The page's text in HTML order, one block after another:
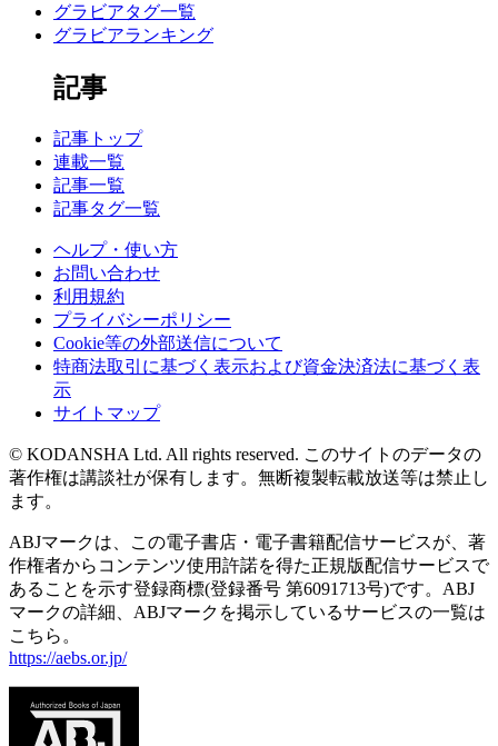
グラビアタグ一覧
グラビアランキング
記事
記事トップ
連載一覧
記事一覧
記事タグ一覧
ヘルプ・使い方
お問い合わせ
利用規約
プライバシーポリシー
Cookie等の外部送信について
特商法取引に基づく表示および資金決済法に基づく表
示
サイトマップ
© KODANSHA Ltd. All rights reserved. このサイトのデータの
著作権は講談社が保有します。無断複製転載放送等は禁止し
ます。
ABJマークは、この電子書店・電子書籍配信サービスが、著
作権者からコンテンツ使用許諾を得た正規版配信サービスで
あることを示す登録商標(登録番号 第6091713号)です。ABJ
マークの詳細、ABJマークを掲示しているサービスの一覧は
こちら。
https://aebs.or.jp/